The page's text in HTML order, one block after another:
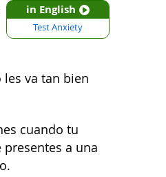
in English
Test Anxiety
va tan bien
cuando tu
a una